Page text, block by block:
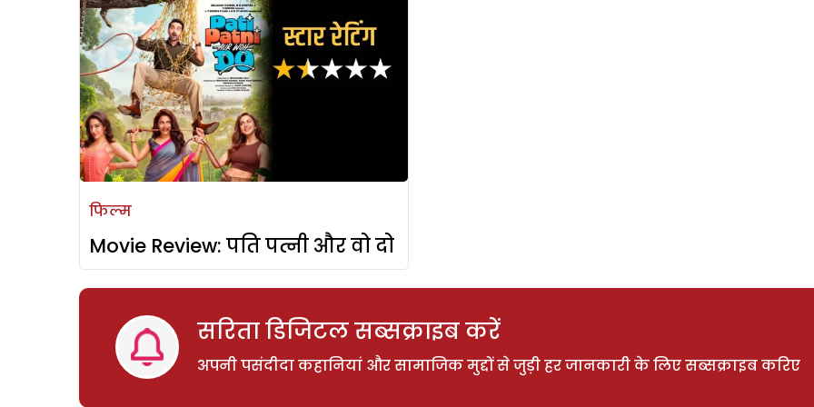
फिल्म
Movie Review: पति पत्नी और वो दो
सरिता डिजिटल सब्सक्राइब करें
अपनी पसंदीदा कहानियां और सामाजिक मुद्दों से जुड़ी हर जानकारी के लिए सब्सक्राइब करिए